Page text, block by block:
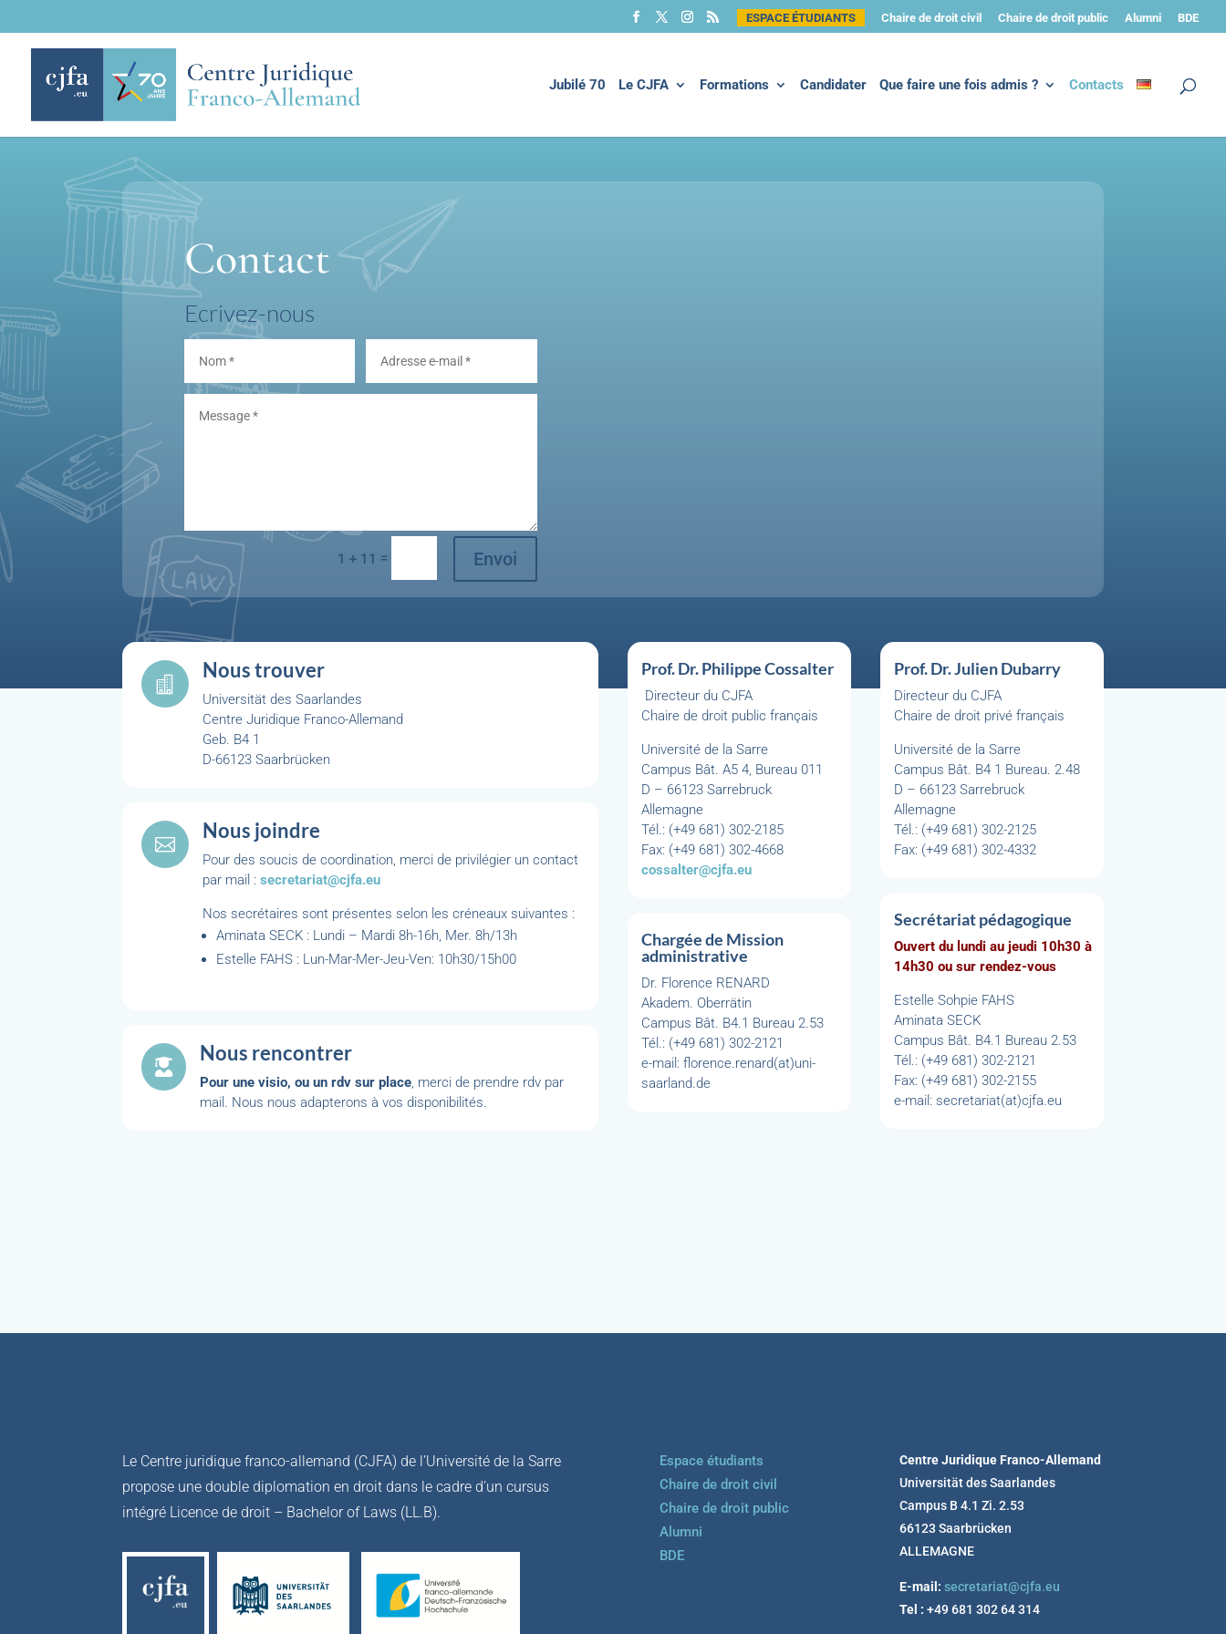
ESPACE ÉTUDIANTS Chaire de droit civil Chaire de droit public Alumni BDE
Jubilé 70 Le CJFA Formations Candidater Que faire une fois admis ? Contacts
Contact
Ecrivez-nous
1 + 11 = Envoi

Nous trouver
Universität des Saarlandes
Centre Juridique Franco-Allemand
Geb. B4 1
D-66123 Saarbrücken

Nous joindre
Pour des soucis de coordination, merci de privilégier un contact
par mail : secretariat@cjfa.eu
Nos secrétaires sont présentes selon les créneaux suivantes :
Aminata SECK : Lundi – Mardi 8h-16h, Mer. 8h/13h
Estelle FAHS : Lun-Mar-Mer-Jeu-Ven: 10h30/15h00

Nous rencontrer
Pour une visio, ou un rdv sur place, merci de prendre rdv par
mail. Nous nous adapterons à vos disponibilités.
Prof. Dr. Philippe Cossalter
Directeur du CJFA
Chaire de droit public français
Université de la Sarre
Campus Bât. A5 4, Bureau 011
D – 66123 Sarrebruck
Allemagne
Tél.: (+49 681) 302-2185
Fax: (+49 681) 302-4668
cossalter@cjfa.eu
Chargée de Mission
administrative
Dr. Florence RENARD
Akadem. Oberrätin
Campus Bât. B4.1 Bureau 2.53
Tél.: (+49 681) 302-2121
e-mail: florence.renard(at)uni-
saarland.de
Prof. Dr. Julien Dubarry
Directeur du CJFA
Chaire de droit privé français
Université de la Sarre
Campus Bât. B4 1 Bureau. 2.48
D – 66123 Sarrebruck
Allemagne
Tél.: (+49 681) 302-2125
Fax: (+49 681) 302-4332
Secrétariat pédagogique
Ouvert du lundi au jeudi 10h30 à
14h30 ou sur rendez-vous
Estelle Sohpie FAHS
Aminata SECK
Campus Bât. B4.1 Bureau 2.53
Tél.: (+49 681) 302-2121
Fax: (+49 681) 302-2155
e-mail: secretariat(at)cjfa.eu
Le Centre juridique franco-allemand (CJFA) de l’Université de la Sarre
propose une double diplomation en droit dans le cadre d’un cursus
intégré Licence de droit – Bachelor of Laws (LL.B).
Espace étudiants
Chaire de droit civil
Chaire de droit public
Alumni
BDE
Centre Juridique Franco-Allemand
Universität des Saarlandes
Campus B 4.1 Zi. 2.53
66123 Saarbrücken
ALLEMAGNE
E-mail: secretariat@cjfa.eu
Tel : +49 681 302 64 314